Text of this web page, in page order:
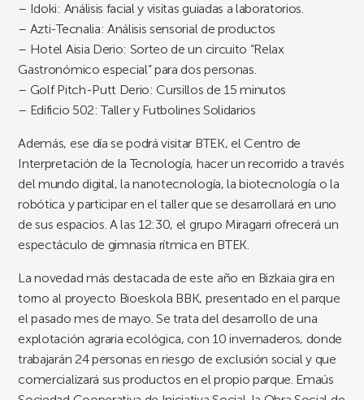
– Idoki: Análisis facial y visitas guiadas a laboratorios.
– Azti-Tecnalia: Análisis sensorial de productos
– Hotel Aisia Derio: Sorteo de un circuito “Relax
Gastronómico especial” para dos personas.
– Golf Pitch-Putt Derio: Cursillos de 15 minutos
– Edificio 502: Taller y Futbolines Solidarios
Además, ese día se podrá visitar BTEK, el Centro de
Interpretación de la Tecnología, hacer un recorrido a través
del mundo digital, la nanotecnología, la biotecnología o la
robótica y participar en el taller que se desarrollará en uno
de sus espacios. A las 12:30, el grupo Miragarri ofrecerá un
espectáculo de gimnasia rítmica en BTEK.
La novedad más destacada de este año en Bizkaia gira en
torno al proyecto Bioeskola BBK, presentado en el parque
el pasado mes de mayo. Se trata del desarrollo de una
explotación agraria ecológica, con 10 invernaderos, donde
trabajarán 24 personas en riesgo de exclusión social y que
comercializará sus productos en el propio parque. Emaús